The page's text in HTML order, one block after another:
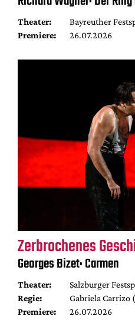
Theater:
Bayreuther
Premiere:
26.07.2026
Zerbrochenes
Georges Bizet: Carmen
Theater:
Salzburger
Regie:
Gabriela Carrizo
Premiere:
26.07.2026